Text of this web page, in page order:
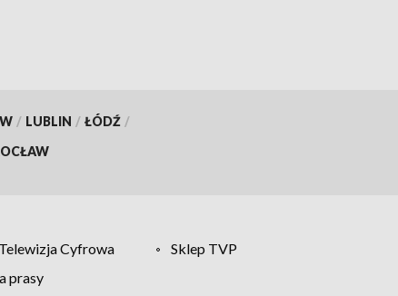
/ LUBLIN / ŁÓDŹ /
Cyfrowa
Sklep TVP
prasy